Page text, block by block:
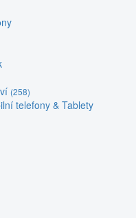
(258)
telefony & Tablety